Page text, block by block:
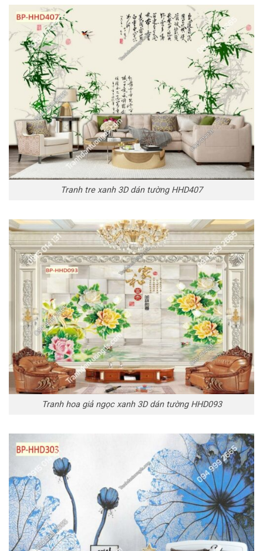
Tranh tre xanh 3D dán tường HHD407
Tranh hoa giả ngọc xanh 3D dán tường HHD093